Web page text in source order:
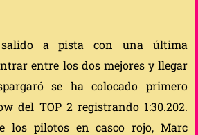
a pista con una última
entre los dos mejores y llegar
se ha colocado primero
del TOP 2 registrando 1:30.202.
los pilotos en casco rojo, Marc